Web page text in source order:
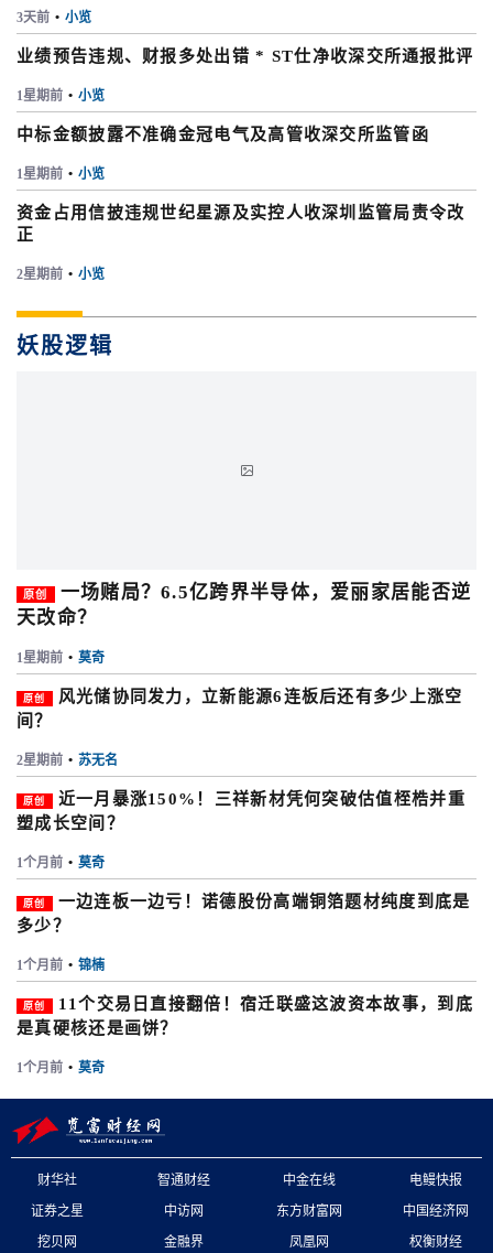
3天前 • 小览
业绩预告违规、财报多处出错 * ST仕净收深交所通报批评
1星期前 • 小览
中标金额披露不准确金冠电气及高管收深交所监管函
1星期前 • 小览
资金占用信披违规世纪星源及实控人收深圳监管局责令改
正
2星期前 • 小览
妖股逻辑

原创
一场赌局？6.5亿跨界半导体，爱丽家居能否逆
天改命？
1星期前 • 莫奇
原创
风光储协同发力，立新能源6连板后还有多少上涨空
间？
2星期前 • 苏无名
原创
近一月暴涨150%！三祥新材凭何突破估值桎梏并重
塑成长空间？
1个月前 • 莫奇
原创
一边连板一边亏！诺德股份高端铜箔题材纯度到底是
多少？
1个月前 • 锦楠
原创
11个交易日直接翻倍！宿迁联盛这波资本故事，到底
是真硬核还是画饼？
1个月前 • 莫奇
财华社 智通财经 中金在线
电鳗快报
证券之星
中访网 东方财富网
中国经济网
挖贝网
金融界 凤凰网 权衡财经